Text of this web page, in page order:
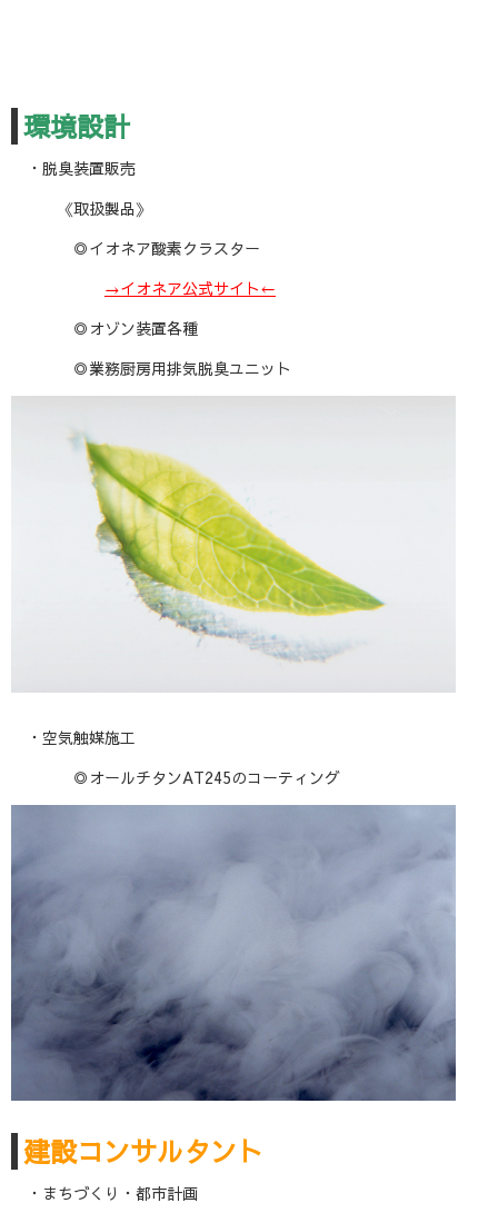
環境設計
・脱臭装置販売
《取扱製品》
◎イオネア酸素クラスター
→イオネア公式サイト←
◎オゾン装置各種
◎業務厨房用排気脱臭ユニット
・空気触媒施工
◎オールチタンAT245のコーティング
建設コンサルタント
・まちづくり・都市計画